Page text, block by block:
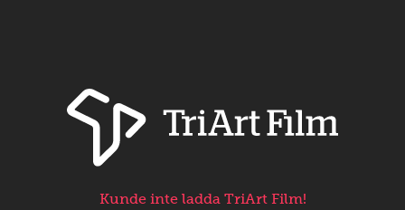
Kunde inte ladda TriArt Film!